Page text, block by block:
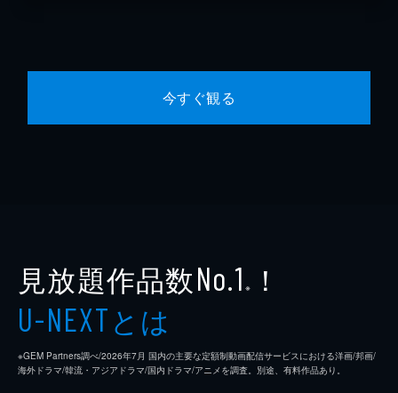
今すぐ観る
見放題作品数No.1 ※ ！
U-NEXTとは
※GEM Partners調べ/2026年7⽉ 国内の主要な定額制動画配信サービスにおける洋画/邦画/
海外ドラマ/韓流・アジアドラマ/国内ドラマ/アニメを調査。別途、有料作品あり。